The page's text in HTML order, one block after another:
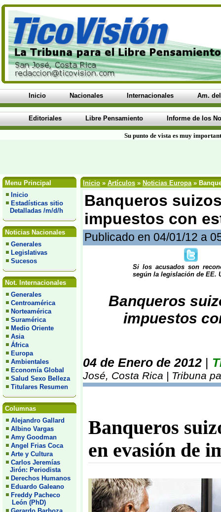
Inicio Nacionales Internacionales Am.
Editoriales Libre Pensamiento Informe de los
Su punto de vista es muy
Menu Principal
Inicio
Estadísticas sitio
Detalladas /m/d/h
Noticias Nacionales
Generales
Legislativas
Sucesos
Not. Internacionales
Generales
Centroamérica
Norteamérica
Suramérica
Medio Oriente
Asia
África
Europa
Ambientales
Economía Global
Salud Sexo Belleza
Titulares Resumen
Columnas
Alejandro Gallard
Albino Vargas
Amy Goodman
Angel Frias Coca
Arte y Cultura
Carlos Jeremías
Jirón: Periodista
Derechos Humanos
Eduardo Galeano
Freddy Pacheco
León (PhD)
Inicio » Artículos » Noticias Europa»
Banqueros
impuestos con
Publicado en 04/01/12 a
Si los acusados son
según la legislación de EE.
Banqueros
impuestos
04 de Enero de 2012 |
José, Costa Rica | Tribuna
Banqueros
en evasión de